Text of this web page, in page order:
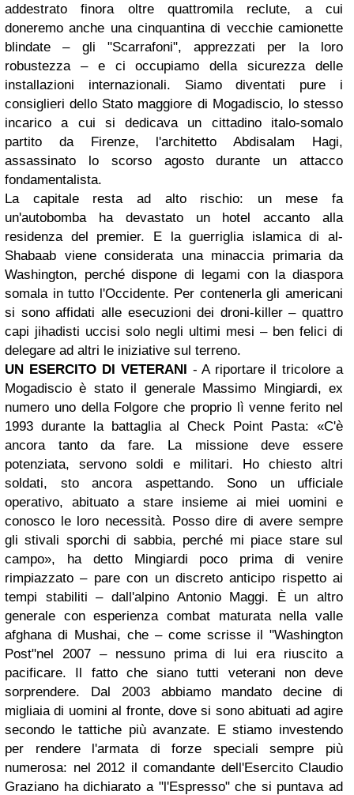
addestrato finora oltre quattromila reclute, a cui
doneremo anche una cinquantina di vecchie camionette
blindate – gli "Scarrafoni", apprezzati per la loro
robustezza – e ci occupiamo della sicurezza delle
installazioni internazionali. Siamo diventati pure i
consiglieri dello Stato maggiore di Mogadiscio, lo stesso
incarico a cui si dedicava un cittadino italo-somalo
partito da Firenze, l'architetto Abdisalam Hagi,
assassinato lo scorso agosto durante un attacco
fondamentalista.
La capitale resta ad alto rischio: un mese fa
un'autobomba ha devastato un hotel accanto alla
residenza del premier. E la guerriglia islamica di al-
Shabaab viene considerata una minaccia primaria da
Washington, perché dispone di legami con la diaspora
somala in tutto l'Occidente. Per contenerla gli americani
si sono affidati alle esecuzioni dei droni-killer – quattro
capi jihadisti uccisi solo negli ultimi mesi – ben felici di
delegare ad altri le iniziative sul terreno.
UN ESERCITO DI VETERANI - A riportare il tricolore a
Mogadiscio è stato il generale Massimo Mingiardi, ex
numero uno della Folgore che proprio lì venne ferito nel
1993 durante la battaglia al Check Point Pasta: «C'è
ancora tanto da fare. La missione deve essere
potenziata, servono soldi e militari. Ho chiesto altri
soldati, sto ancora aspettando. Sono un ufficiale
operativo, abituato a stare insieme ai miei uomini e
conosco le loro necessità. Posso dire di avere sempre
gli stivali sporchi di sabbia, perché mi piace stare sul
campo», ha detto Mingiardi poco prima di venire
rimpiazzato – pare con un discreto anticipo rispetto ai
tempi stabiliti – dall'alpino Antonio Maggi. È un altro
generale con esperienza combat maturata nella valle
afghana di Mushai, che – come scrisse il "Washington
Post"nel 2007 – nessuno prima di lui era riuscito a
pacificare. Il fatto che siano tutti veterani non deve
sorprendere. Dal 2003 abbiamo mandato decine di
migliaia di uomini al fronte, dove si sono abituati ad agire
secondo le tattiche più avanzate. E stiamo investendo
per rendere l'armata di forze speciali sempre più
numerosa: nel 2012 il comandante dell'Esercito Claudio
Graziano ha dichiarato a "l'Espresso" che si puntava ad